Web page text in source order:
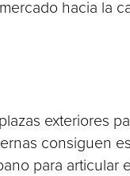
hacia la
exteriores
consiguen
para articular